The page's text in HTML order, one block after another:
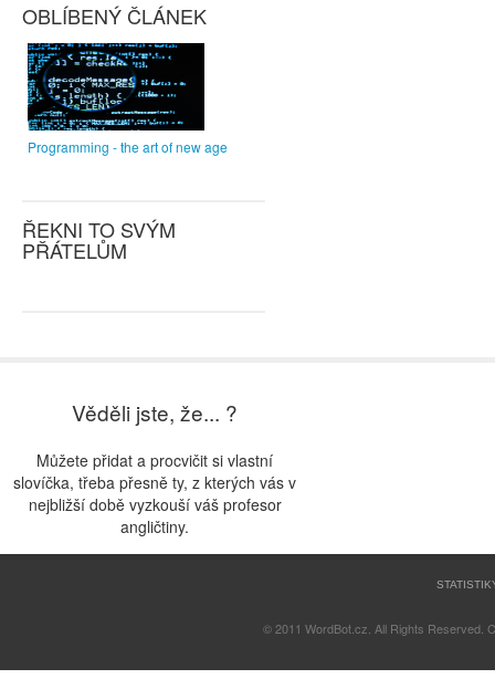
OBLÍBENÝ ČLÁNEK
Programming - the art of new age
ŘEKNI TO SVÝM
PŘÁTELŮM
Věděli jste, že... ?
Můžete přidat a procvičit si vlastní
slovíčka, třeba přesně ty, z kterých vás v
nejbližší době vyzkouší váš profesor
angličtiny.
© 2011 WordBot.cz. All Rights Reserved.